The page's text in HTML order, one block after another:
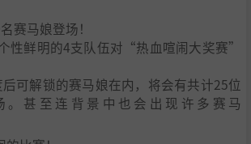
赛马娘登场！
性鲜明的4支队伍对“热血喧闹大奖赛”
可解锁的赛马娘在内，将会有共计25位
。甚至连背景中也会出现许多赛马